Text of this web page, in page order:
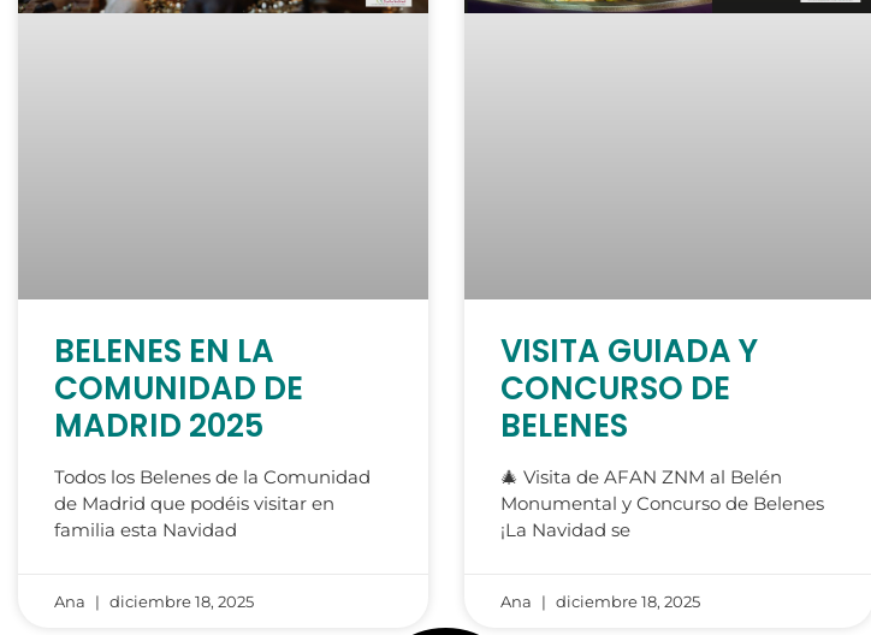
BELENES EN LA
COMUNIDAD DE
MADRID 2025
Todos los Belenes de la Comunidad
de Madrid que podéis visitar en
familia esta Navidad
Ana diciembre 18, 2025
VISITA GUIADA Y
CONCURSO DE
BELENES
🎄 Visita de AFAN ZNM al Belén
Monumental y Concurso de Belenes
¡La Navidad se
Ana diciembre 18, 2025